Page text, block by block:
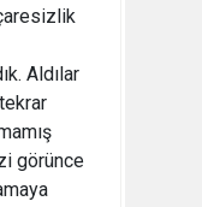
Aldılar
görünce